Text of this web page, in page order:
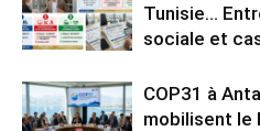
Tunisie…
sociale et
COP31 à
mobilisent le